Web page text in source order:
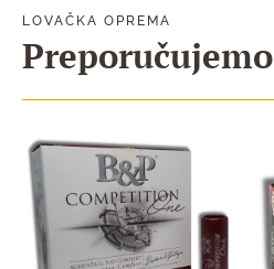
LOVAČKA OPREMA
Preporučujemo